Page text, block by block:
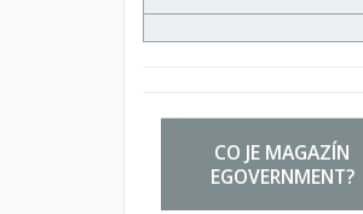
CO JE MAGAZÍN
EGOVERNMENT?